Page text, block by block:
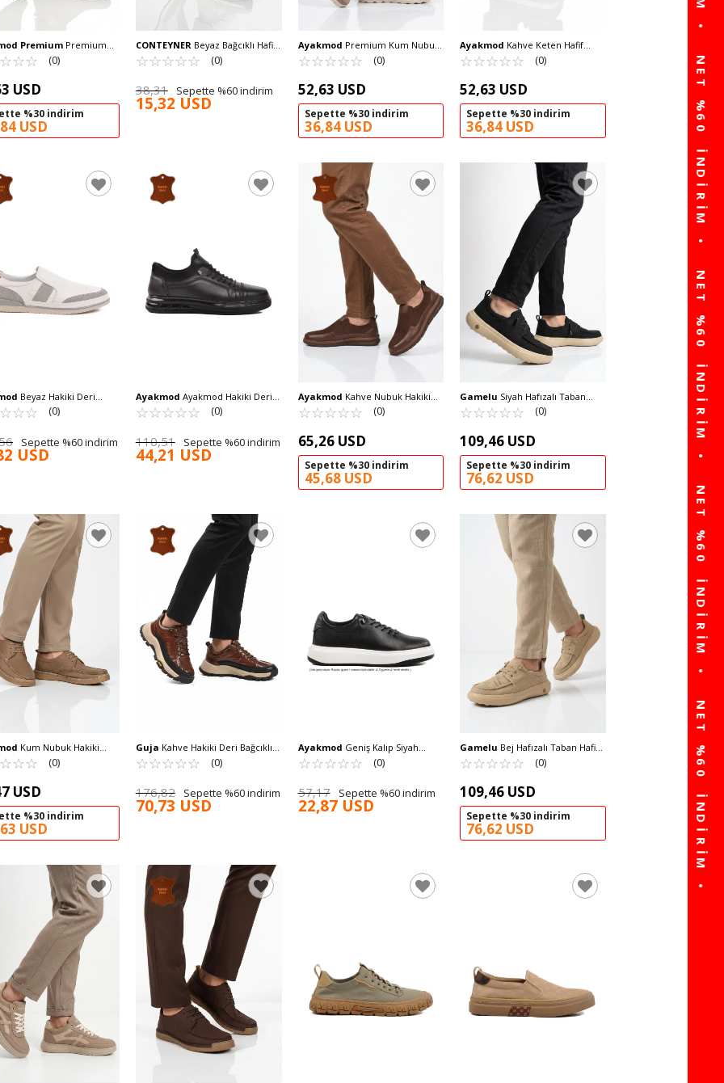
Premium Premium
Deri Erkek Casual
2101 M
☆☆☆
★★★ (0)
USD
%30 indirim
USD
CONTEYNERBeyaz Bağcıklı Hafif
Esnek Erkek Sneaker 584 M
☆☆☆☆☆
★★★★★ (0)
38,31 Sepette %60 indirim
15,32 USD
Ayakmod Premium Kum Nubuk
Hakiki Deri Erkek Casual Ayakkabı
2407 M
☆☆☆☆☆
★★★★★ (0)
52,63 USD
Sepette %30 indirim
36,84 USD
Ayakmod Kahve Keten Hafif
Erkek Casual Ayakkabı 486 M
☆☆☆☆☆
★★★★★ (0)
52,63 USD
Sepette %30 indirim
36,84 USD
Beyaz Hakiki Deri
Ayakkabı 5Y2064-
☆☆☆
★★★ (0)
Sepette %60 indirim
USD
Ayakmod Ayakmod Hakiki Deri
Erkek Casual Ayakkabı 117 M
☆☆☆☆☆
★★★★★ (0)
110,51 Sepette %60 indirim
44,21 USD
Ayakmod
Deri Anatomik Erkek Casual
Ayakkabı 3704 M
☆☆☆☆☆
★★★★★ (0)
65,26 USD
Sepette %30 indirim
45,68 USD
Gamelu Siyah Hafızalı Taban
Hafif Erkek Casual Ayakkabı Wood
M
☆☆☆☆☆
★★★★★ (0)
109,46 USD
Sepette %30 indirim
76,62 USD
Kum Nubuk Hakiki
Casual Ayakkabı 62401
☆☆☆
★★★ (0)
USD
%30 indirim
USD
Guja Kahve Hakiki Deri Bağcıklı
Erkek Sneaker 25K570 M
☆☆☆☆☆
★★★★★ (0)
176,82 Sepette %60 indirim
70,73 USD
Ayakmod Geniş Kalıp Siyah
Beyaz Lastik Bağcıklı Erkek Casual
Ayakkabı 404 M
☆☆☆☆☆
★★★★★ (0)
57,17 Sepette %60 indirim
22,87 USD
Gamelu Bej Hafızalı Taban Hafif
Erkek Casual Ayakkabı Wood M
☆☆☆☆☆
★★★★★ (0)
109,46 USD
Sepette %30 indirim
76,62 USD